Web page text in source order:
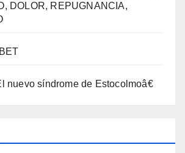
DOLOR, REPUGNANCIA,
nuevo sí­ndrome de Estocolmoâ€